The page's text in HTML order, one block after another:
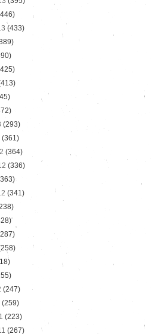
(433)
(293)
(361)
(364)
(336)
(341)
(247)
(259)
(223)
(267)